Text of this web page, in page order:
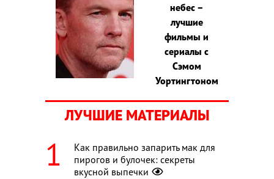
небес –
лучшие
фильмы и
сериалы с
Сэмом
Уортингтоном
ЛУЧШИЕ МАТЕРИАЛЫ
Как правильно запарить мак для
пирогов и булочек: секреты
вкусной выпечки